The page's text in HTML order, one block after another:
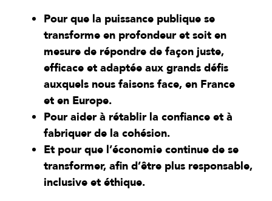
Pour que la puissance publique se
transforme en profondeur et soit en
mesure de répondre de façon juste,
efficace et adaptée aux grands défis
auxquels nous faisons face, en France
et en Europe.
Pour aider à rétablir la confiance et à
fabriquer de la cohésion.
Et pour que l’économie continue de se
transformer, afin d’être plus responsable,
inclusive et éthique.